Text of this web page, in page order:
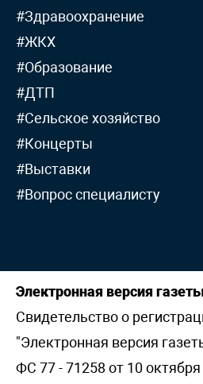
#Здравоохранение
#ЖКХ
#Образование
#ДТП
#Сельское хозяйство
#Концерты
#Выставки
#Вопрос специалисту
Электронная версия
Свидетельство о
"Электронная версия
ФС 77 - 71258 от 10 октября